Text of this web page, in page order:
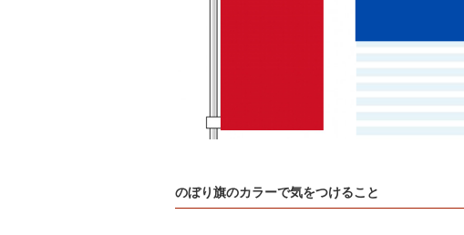
のぼり旗のカラーで気をつけること